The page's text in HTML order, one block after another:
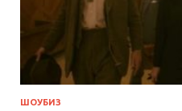
ШОУБИЗ